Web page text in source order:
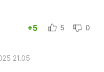
+5 5 0
21.05